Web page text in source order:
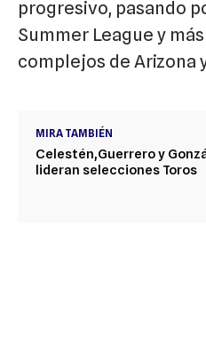
progresivo, pasando
Summer League y
complejos de Arizona
MIRA TAMBIÉN
Celestén,Guerrero y
lideran selecciones Toros